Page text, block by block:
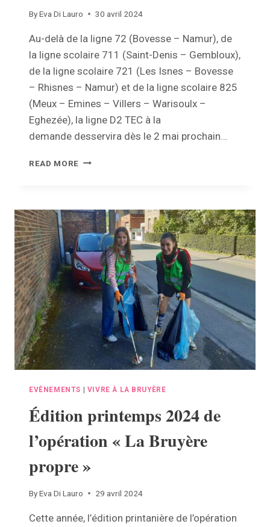
ByEva Di Lauro 30 avril 2024
Au-delà de la ligne 72 (Bovesse – Namur), de
la ligne scolaire 711 (Saint-Denis – Gembloux),
de la ligne scolaire 721 (Les Isnes – Bovesse
– Rhisnes – Namur) et de la ligne scolaire 825
(Meux – Emines – Villers – Warisoulx –
Eghezée), la ligne D2 TEC à la
demande desservira dès le 2 mai prochain…
READ MORE USAGER.E.S
:
UNE
OFFRE
DE
TRANSPORT
PLUS
ÉTOFFÉE
VOUS
ATTEND
DÈS
MAI
EVÈNEMENTS VIVRE À LA BRUYÈRE
Édition printemps 2024 de
l’opération « La Bruyère
propre »
ByEva Di Lauro 29 avril 2024
Cette année, l’édition printanière de l’opération